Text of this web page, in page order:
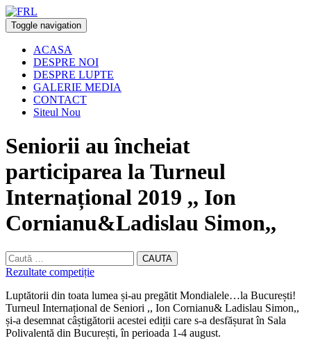
Toggle navigation
ACASA
DESPRE NOI
DESPRE LUPTE
GALERIE MEDIA
CONTACT
Siteul Nou
Seniorii au încheiat
participarea la Turneul
Internațional 2019 ,, Ion
Cornianu&Ladislau Simon,,
CAUTA
Rezultate competiție
Luptătorii din toata lumea și-au pregătit Mondialele…la București!
Turneul Internațional de Seniori ,, Ion Cornianu& Ladislau Simon,,
și-a desemnat câștigătorii acestei ediții care s-a desfășurat în Sala
Polivalentă din București, în perioada 1-4 august.